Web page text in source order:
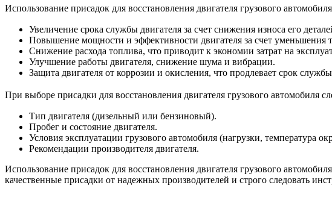
Использование присадок для восстановления двигателя грузового
Увеличение срока службы двигателя за счет снижения износа его
Повышение мощности и эффективности двигателя за счет уменьшения
Снижение расхода топлива, что приводит к экономии затрат на
Улучшение работы двигателя, снижение шума и вибрации.
Защита двигателя от коррозии и окисления, что продлевает срок
При выборе присадки для восстановления двигателя грузового автомобиля
Тип двигателя (дизельный или бензиновый).
Пробег и состояние двигателя.
Условия эксплуатации грузового автомобиля (нагрузки, температура
Рекомендации производителя двигателя.
Использование присадок для восстановления двигателя грузового
качественные присадки от надежных производителей и строго следовать